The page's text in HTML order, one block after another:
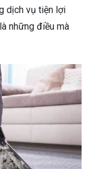
dịch vụ tiện lợi
những điều mà